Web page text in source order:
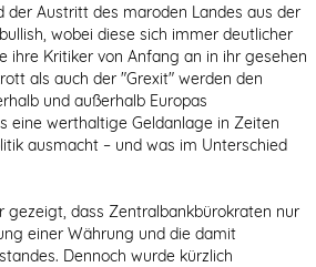
Austritt des maroden Landes aus der
wobei diese sich immer deutlicher
ihre Kritiker von Anfang an in ihr gesehen
als auch der "Grexit" werden den
und außerhalb Europas
eine werthaltige Geldanlage in Zeiten
ausmacht – und was im Unterschied
dass Zentralbankbürokraten nur
einer Währung und die damit
Dennoch wurde kürzlich